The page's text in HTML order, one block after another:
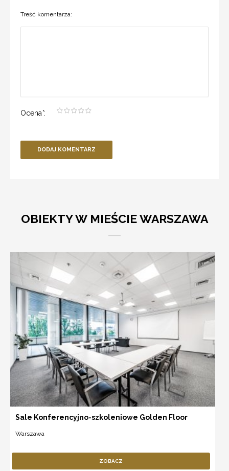
Treść komentarza:
Ocena*:
DODAJ KOMENTARZ
OBIEKTY W MIEŚCIE WARSZAWA
Sale Konferencyjno-szkoleniowe Golden Floor
Warszawa
ZOBACZ